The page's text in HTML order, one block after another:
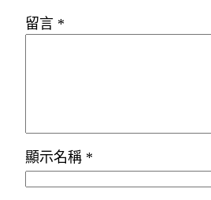
留言 *
顯示名稱 *